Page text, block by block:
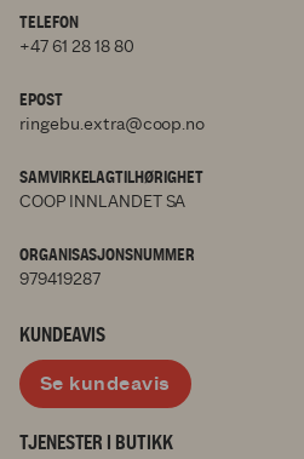
TELEFON
+47 61 28 18 80
EPOST
ringebu.extra@coop.no
SAMVIRKELAGTILHØRIGHET
COOP INNLANDET SA
ORGANISASJONSNUMMER
979419287
KUNDEAVIS
Se kundeavis
TJENESTER I BUTIKK